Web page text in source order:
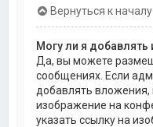
Вернуться к началу
Могу ли я
Да, вы можете
сообщениях. Если
добавлять вложения,
изображение на
указать ссылку на